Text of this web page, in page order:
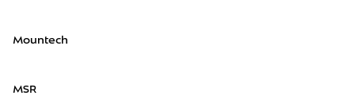
Mountech
MSR